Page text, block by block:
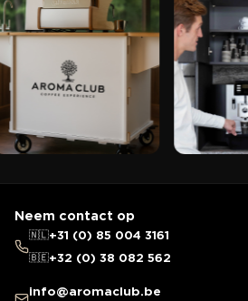
Neem contact op
🇳🇱+31 (0) 85 004 3161
🇧🇪+32 (0) 38 082 562
info@aromaclub.be